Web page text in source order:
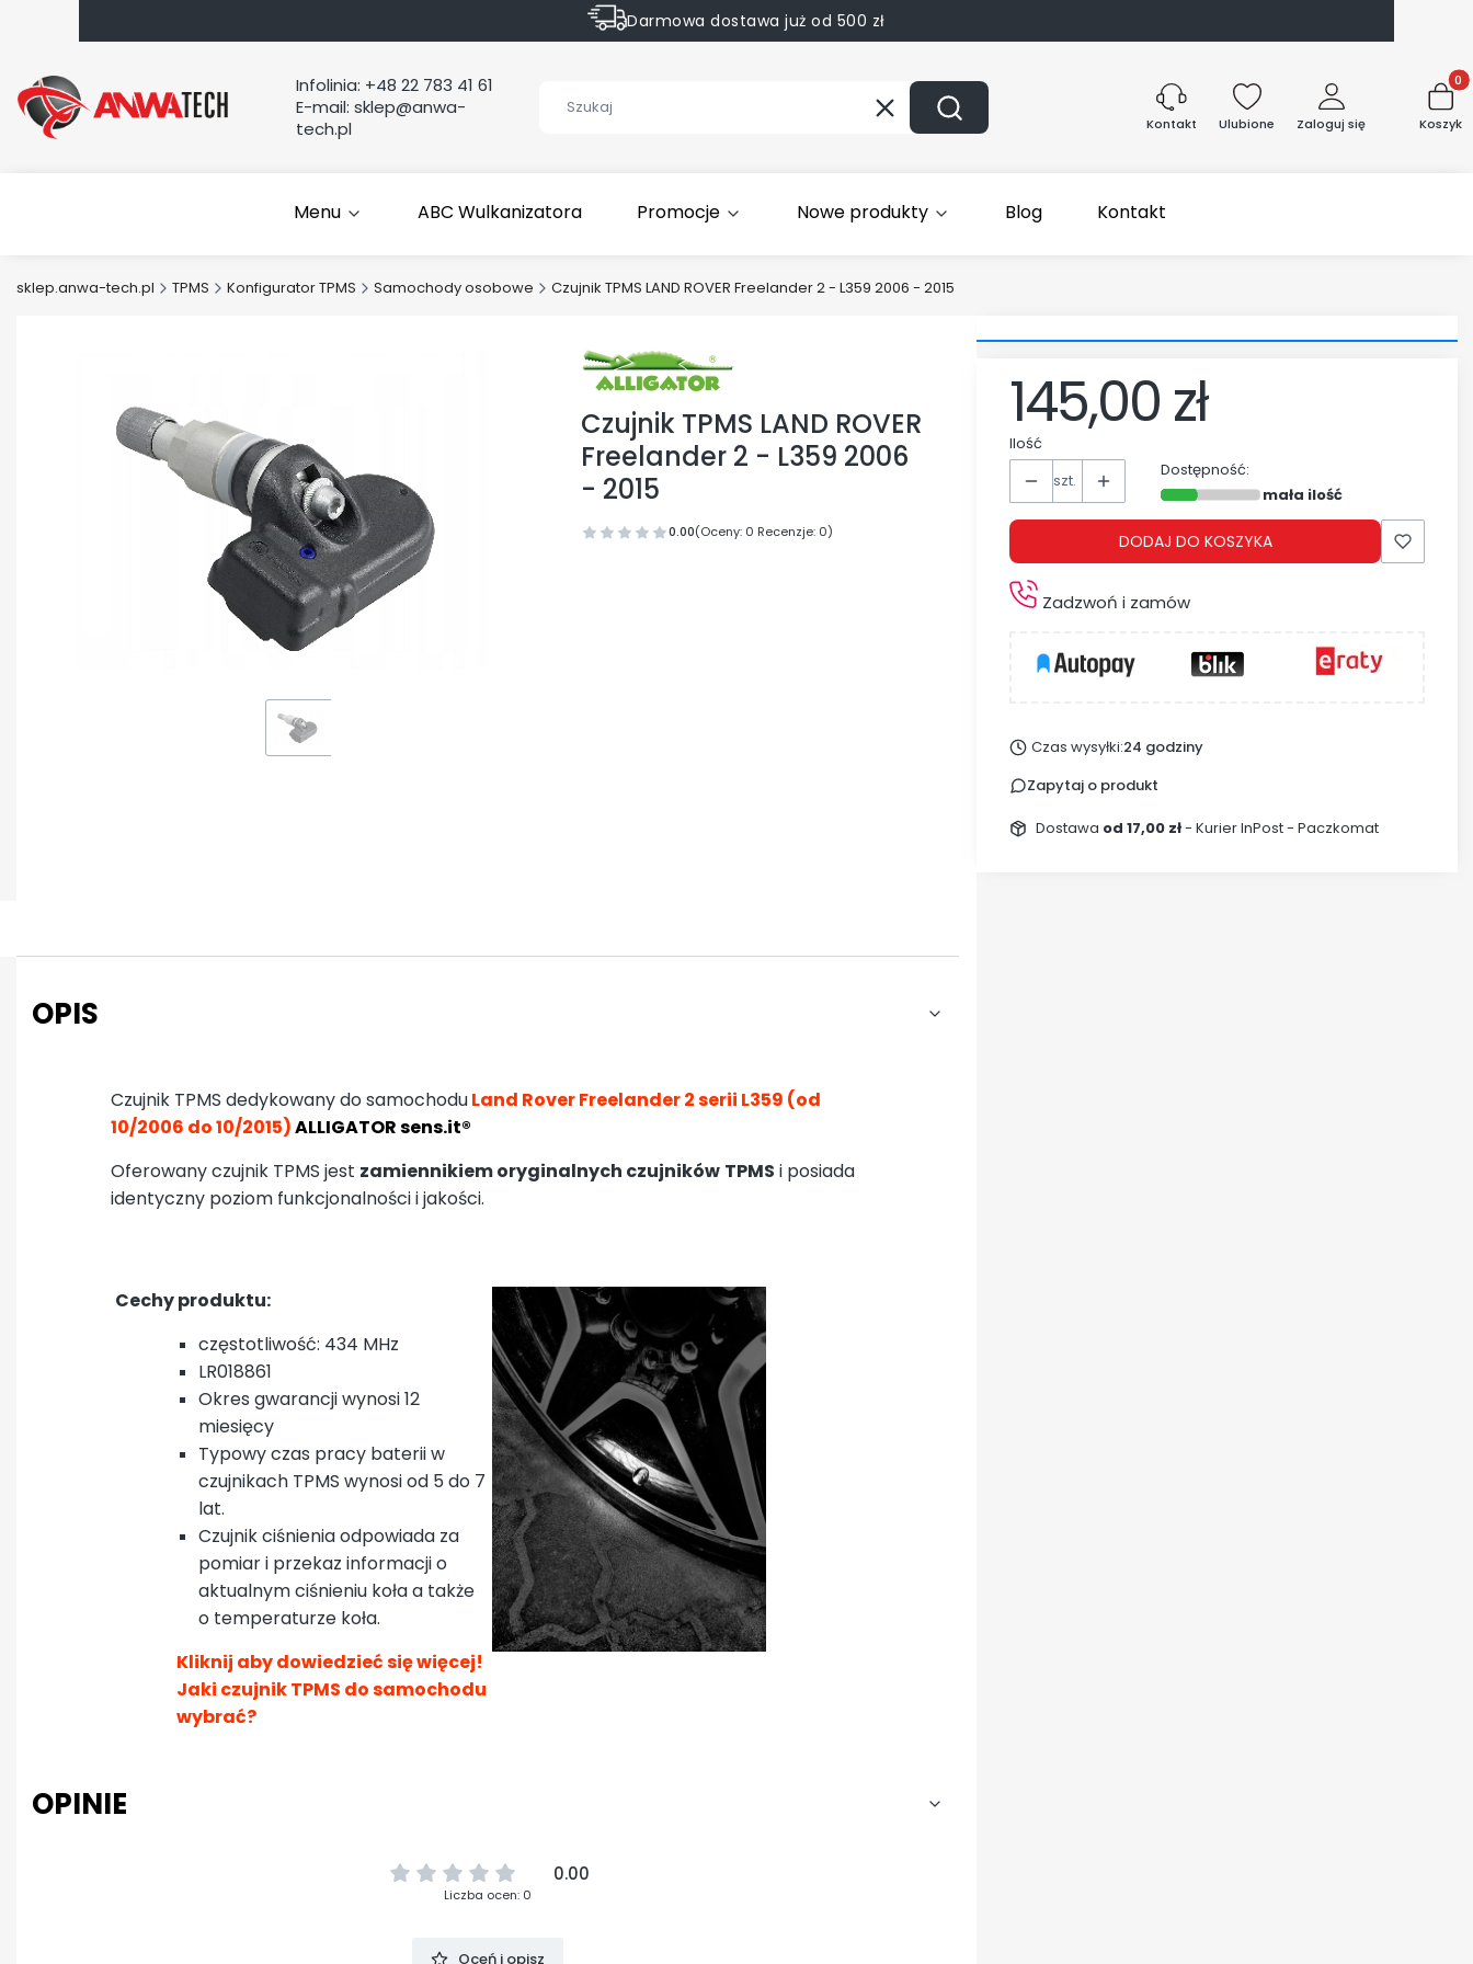
Darmowa dostawa już od 500 zł
Infolinia: +48 22 783 41 61
E-mail: sklep@anwa-
tech.pl
WyczyśćSzukaj Kontakt Ulubione Zaloguj się Koszyk
Menu ABC Wulkanizatora Promocje Nowe produkty Blog Kontakt
sklep.anwa-tech.pl TPMS Konfigurator TPMS Samochody osobowe Czujnik TPMS LAND ROVER Freelander 2 - L359 2006 - 2015
Czujnik TPMS LAND ROVER
Freelander 2 - L359 2006
- 2015
0.00(Oceny: 0 Recenzje: 0)
OPIS
Czujnik TPMS dedykowany do samochoduLand Rover Freelander 2 serii L359 (od
10/2006 do 10/2015)ALLIGATOR sens.it®
Oferowany czujnik TPMS jest zamiennikiem oryginalnych czujników TPMS i posiada
identyczny poziom funkcjonalności i jakości.
Cechy produktu:
częstotliwość: 434 MHz
LR018861
Okres gwarancji wynosi 12
miesięcy
Typowy czas pracy baterii w
czujnikach TPMS wynosi od 5 do 7
lat.
Czujnik ciśnienia odpowiada za
pomiar i przekaz informacji o
aktualnym ciśnieniu koła a także
o temperaturze koła.
Kliknij aby dowiedzieć się więcej!
Jaki czujnik TPMS do samochodu
wybrać?
OPINIE
0.00
Liczba ocen: 0
Oceń i opisz
Cena
145,00 zł
Ilość
szt.
Dostępność:
mała ilość
DODAJ DO KOSZYKA
Zadzwoń i zamów
Czas wysyłki:24 godziny
Zapytaj o produkt
Dostawa od 17,00 zł- Kurier InPost - Paczkomat